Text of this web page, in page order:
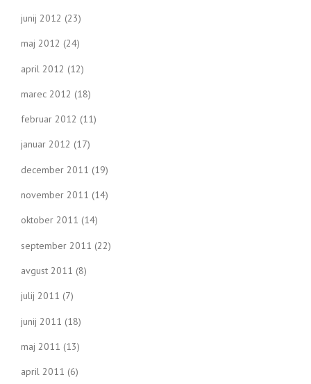
junij 2012 (23)
maj 2012 (24)
april 2012 (12)
marec 2012 (18)
februar 2012 (11)
januar 2012 (17)
december 2011 (19)
november 2011 (14)
oktober 2011 (14)
september 2011 (22)
avgust 2011 (8)
julij 2011 (7)
junij 2011 (18)
maj 2011 (13)
april 2011 (6)